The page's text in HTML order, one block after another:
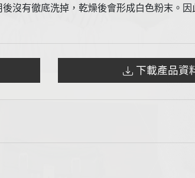
沒有徹底洗掉，乾燥後會形成白色粉末。因
下載產品資